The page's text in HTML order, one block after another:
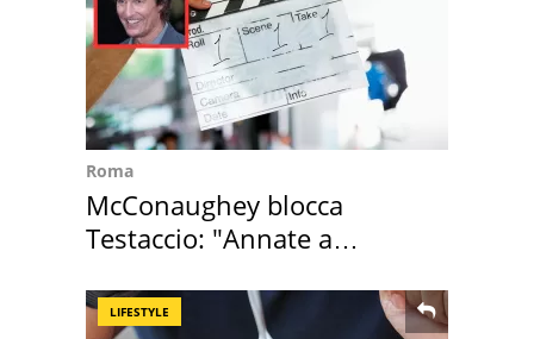
Roma
McConaughey blocca
Testaccio: "Annate a
LIFESTYLE